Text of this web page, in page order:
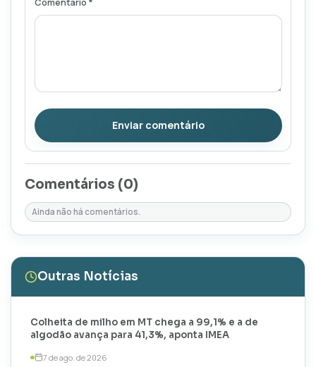
Enviar comentário
Comentários (0)
Ainda não há comentários.
Outras Notícias
Colheita de milho em MT chega a 99,1% e a de
algodão avança para 41,3%, aponta IMEA
7 de ago. de 2026